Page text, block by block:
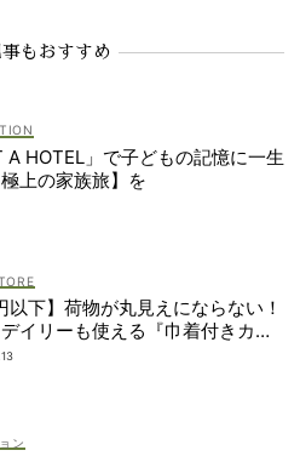
もおすすめ
A HOTEL」で子どもの記憶に一生
上の家族旅】を
以下】荷物が丸見えにならない！
イリーも使える『巾着付きカゴ
ン